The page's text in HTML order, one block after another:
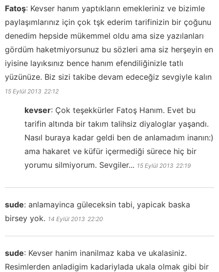
Fatoş: Kevser hanım yaptıkların emekleriniz ve bizimle
paylaşımlarınız için çok tşk ederim tarifinizin bir çoğunu
denedim hepside mükemmel oldu ama size yazılanları
gördüm haketmiyorsunuz bu sözleri ama siz herşeyin en
iyisine layıksınız bence hanım efendiliğinizle tatlı
yüzünüze. Biz sizi takibe devam edeceğiz sevgiyle kalın
15 Eylül 2013 22:12
kevser: Çok teşekkürler Fatoş Hanım. Evet bu
tarifin altında bir takım talihsiz diyaloglar yaşandı.
Nasıl buraya kadar geldi ben de anlamadım inanın:)
ama hakaret ve küfür içermediği sürece hiç bir
yorumu silmiyorum. Sevgiler... 15 Eylül 2013 22:19
sude: anlamayinca güleceksin tabi, yapicak baska
birsey yok. 14 Eylül 2013 22:20
sude: Kevser hanim inanilmaz kaba ve ukalasiniz.
Resimlerden anladigim kadariylada ukala olmak gibi bir